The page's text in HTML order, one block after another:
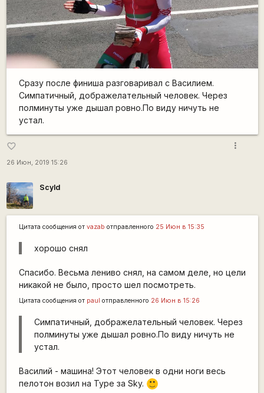
Сразу после финиша разговаривал с Василием.
Симпатичный, дображелательный человек. Через
полминуты уже дышал ровно.По виду ничуть не
устал.
favorite_border
26 Июн, 2019 15:26
more_vert
Scyld
Цитата сообщения от vazab отправленного 25 Июн в 15:35
хорошо снял
Спасибо. Весьма лениво снял, на самом деле, но цели
никакой не было, просто шел посмотреть.
Цитата сообщения от paul отправленного 26 Июн в 15:26
Симпатичный, дображелательный человек. Через
полминуты уже дышал ровно.По виду ничуть не
устал.
Василий - машина! Этот человек в одни ноги весь
пелотон возил на Туре за Sky.
:)